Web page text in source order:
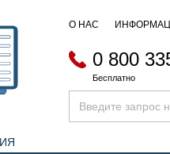
О НАС
0 800
Бесплатно